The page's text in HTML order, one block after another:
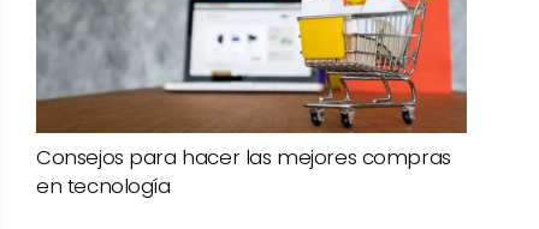
Consejos para hacer las mejores compras
en tecnología